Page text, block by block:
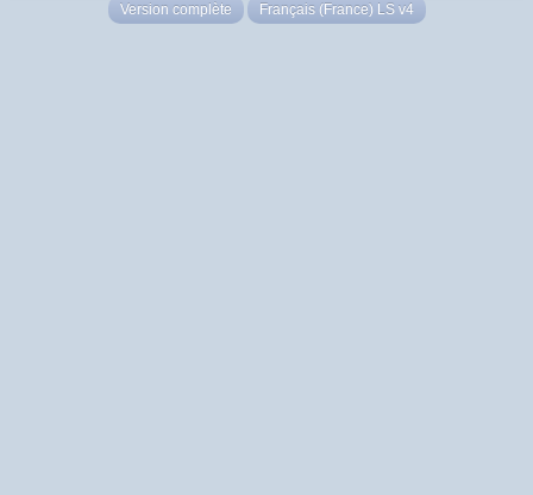
Version complète Français (France) LS v4